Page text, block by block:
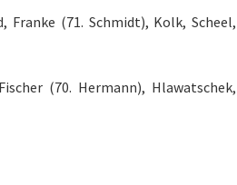
Franke (71. Schmidt), Kolk, Scheel,
(70. Hermann), Hlawatschek,